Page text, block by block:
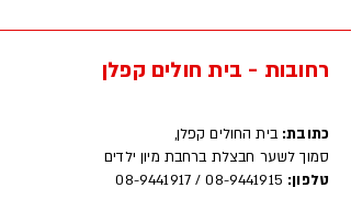
רחובות - בית חולים קפלן
‍כתובת:בית החולים קפלן,
סמוך לשער חבצלת ברחבת מיון ילדים
טלפון: 08-9441915
/
08-9441917